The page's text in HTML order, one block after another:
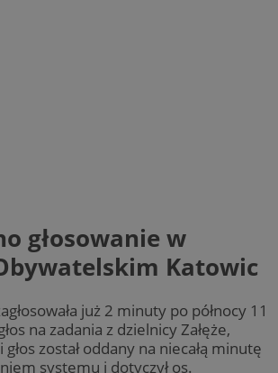
głosowanie w
Katowic
już 2 minuty po północy 11
na zadania z dzielnicy Załęże,
został oddany na niecałą minutę
systemu i dotyczył os.